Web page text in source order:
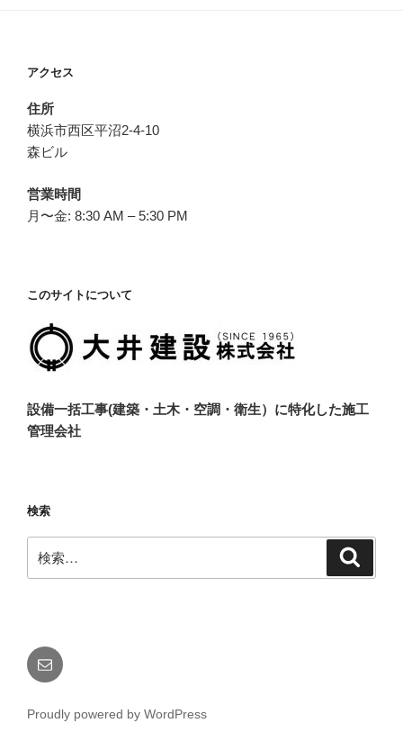
アクセス
住所
横浜市西区平沼2-4-10
森ビル
営業時間
月〜金: 8:30 AM – 5:30 PM
このサイトについて
設備一括工事(建築・土木・空調・衛生）に特化した施工
管理会社
検索
索:
メ
ー
Proudly powered by WordPress